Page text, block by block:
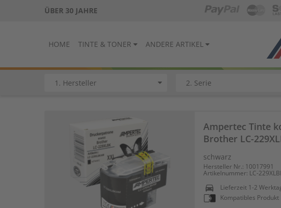
ÜBER 30 JAHRE
HOME TINTE & TONER ANDERE ARTIKEL
Ampertec Tinte
Brother LC-
schwarz
Hersteller Nr.: 10017991
Artikelnummer: LC-
directions_car
Lieferzeit 1-2
Kompatibles Produkt